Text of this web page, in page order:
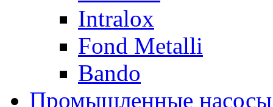
Intralox
Fond Metalli
Bando
Промышленные насосы